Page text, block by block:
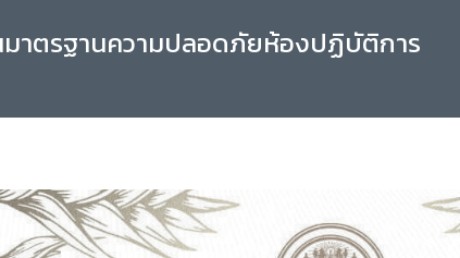
มาตรฐานความปลอดภัยห้องปฏิบัติการ